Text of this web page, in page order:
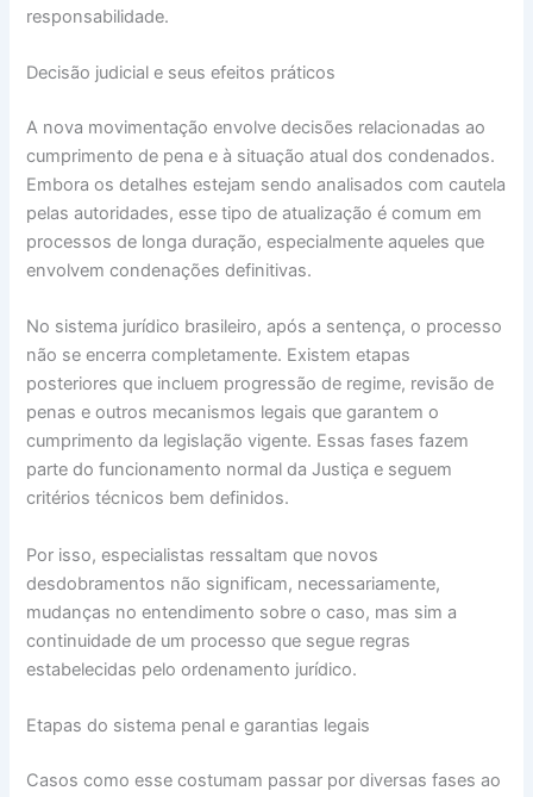
responsabilidade.
Decisão judicial e seus efeitos práticos
A nova movimentação envolve decisões relacionadas ao
cumprimento de pena e à situação atual dos condenados.
Embora os detalhes estejam sendo analisados com cautela
pelas autoridades, esse tipo de atualização é comum em
processos de longa duração, especialmente aqueles que
envolvem condenações definitivas.
No sistema jurídico brasileiro, após a sentença, o processo
não se encerra completamente. Existem etapas
posteriores que incluem progressão de regime, revisão de
penas e outros mecanismos legais que garantem o
cumprimento da legislação vigente. Essas fases fazem
parte do funcionamento normal da Justiça e seguem
critérios técnicos bem definidos.
Por isso, especialistas ressaltam que novos
desdobramentos não significam, necessariamente,
mudanças no entendimento sobre o caso, mas sim a
continuidade de um processo que segue regras
estabelecidas pelo ordenamento jurídico.
Etapas do sistema penal e garantias legais
Casos como esse costumam passar por diversas fases ao